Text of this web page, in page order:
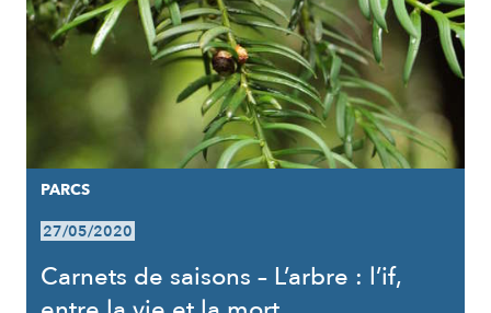
PARCS
27/05/2020
Carnets de saisons – L’arbre : l’if,